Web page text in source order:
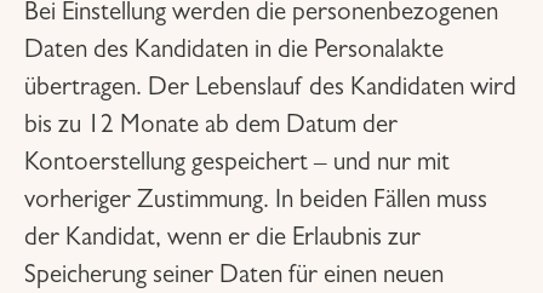
Bei Einstellung werden die personenbezogenen
Daten des Kandidaten in die Personalakte
übertragen. Der Lebenslauf des Kandidaten wird
bis zu 12 Monate ab dem Datum der
Kontoerstellung gespeichert – und nur mit
vorheriger Zustimmung. In beiden Fällen muss
der Kandidat, wenn er die Erlaubnis zur
Speicherung seiner Daten für einen neuen